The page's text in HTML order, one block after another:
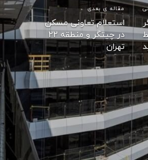
مقاله ی بعدی
استعلام تعاونی مسکن
در چیتگر و منطقه 22
تهران